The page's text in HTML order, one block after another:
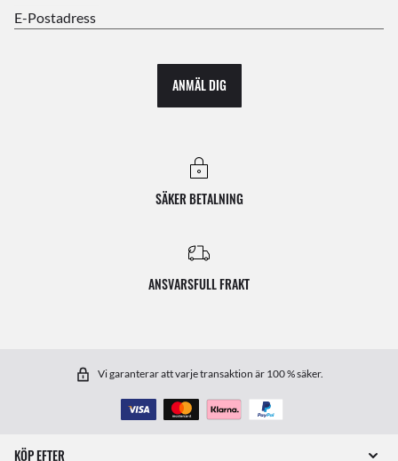
E-Postadress
ANMÄL DIG
SÄKER BETALNING
ANSVARSFULL FRAKT
Vi garanterar att varje transaktion är 100 % säker.
KÖP EFTER